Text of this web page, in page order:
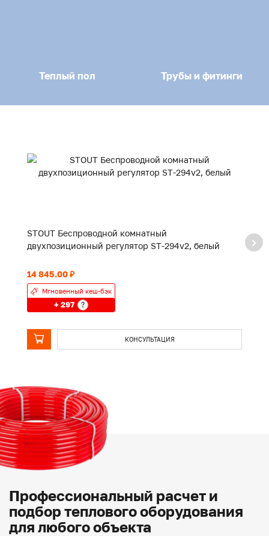
Теплый пол Трубы и фитинги
STOUT Беспроводной комнатный
двухпозиционный регулятор ST-294v2, белый
14 845.00 ₽
Мгновенный кеш-бэк
+ 297 ?
КОНСУЛЬТАЦИЯ
Профессиональный расчет и
подбор теплового оборудования
для любого объекта